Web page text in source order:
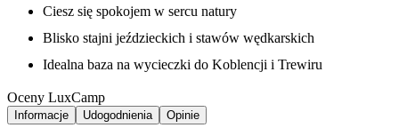
Ciesz się spokojem w sercu natury
Blisko stajni jeździeckich i stawów wędkarskich
Idealna baza na wycieczki do Koblencji i Trewiru
Oceny LuxCamp
Informacje Udogodnienia Opinie